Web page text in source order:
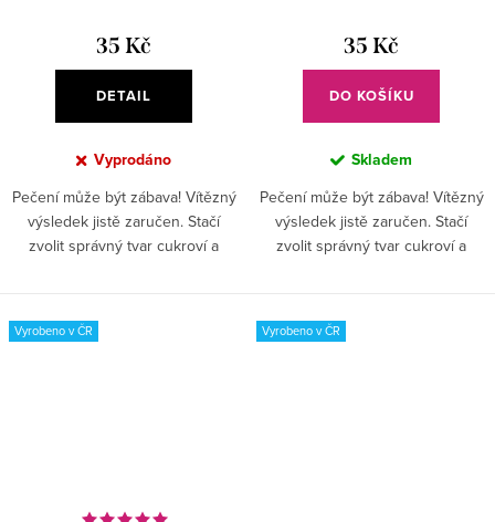
35 Kč
DETAIL
Vyprodáno
Pečení může být zábava! Vítězný
výsledek jistě zaručen. Stačí
zvolit správný tvar cukroví a
příležitosti nezapomeňte...
35 Kč
DO KOŠÍKU
Skladem
Pečení může být zábava! Vítězný
výsledek jistě zaručen. Stačí
zvolit správný tvar cukroví a
příležitosti nezapomeňte...
Vyrobeno v ČR Vyrobeno v ČR